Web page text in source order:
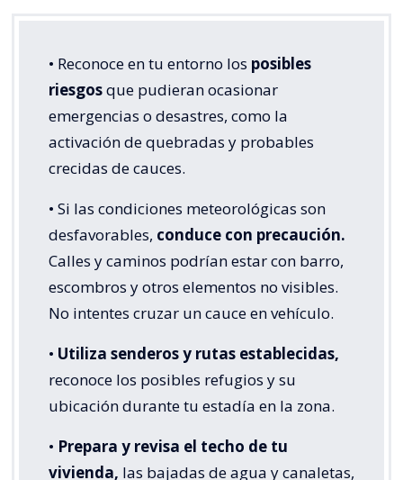
• Reconoce en tu entorno los posibles
riesgosque pudieran ocasionar
emergencias o desastres, como la
activación de quebradas y probables
crecidas de cauces.
• Si las condiciones meteorológicas son
desfavorables, conduce con precaución.
Calles y caminos podrían estar con barro,
escombros y otros elementos no visibles.
No intentes cruzar un cauce en vehículo.
• Utiliza senderos y rutas establecidas,
reconoce los posibles refugios y su
ubicación durante tu estadía en la zona.
• Prepara y revisa el techo de tu
vivienda, las bajadas de agua y canaletas,